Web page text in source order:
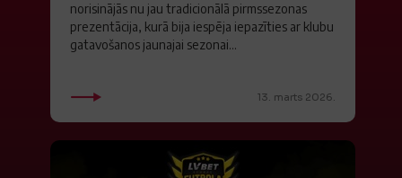
norisinājās nu jau tradicionālā pirmssezonas
prezentācija, kurā bija iespēja iepazīties ar klubu
gatavošanos jaunajai sezonai...
13. marts 2026.